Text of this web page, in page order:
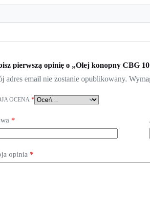
pierwszą opinię o „Olej konopny CBG
adres email nie zostanie opublikowany.
OCENA *
*
opinia *